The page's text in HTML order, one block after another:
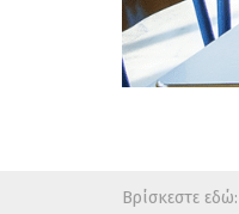
Βρίσκεστε εδώ: